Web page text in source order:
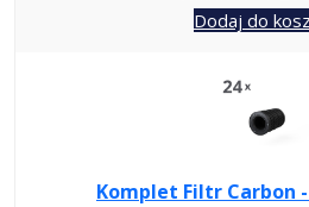
Dodaj do
Komplet Filtr Carbon